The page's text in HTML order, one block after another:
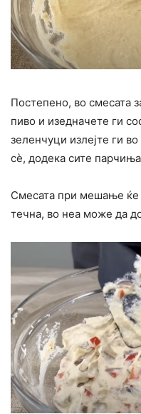
Постепено, во смесата
пиво и изедначете ги
зеленчуци излејте ги
сѐ, додека сите
Смесата при мешање ќе
течна, во неа може да